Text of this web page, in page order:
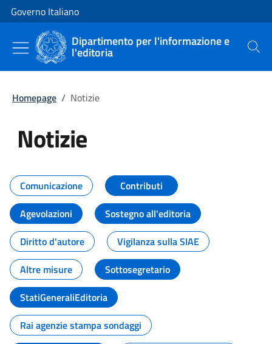
Vai al contenuto
Vai alla navigazione del sito
Governo Italiano
Dipartimento per l'informazione e
l'editoria Cerca
Homepage / Notizie
Notizie
Tutti i contenuti della pagina
Comunicazione
Contributi
Agevolazioni
Sostegno all'editoria
Diritto d'autore
Vigilanza sulla SIAE
Altre misure
Sottosegretario
StatiGeneraliEditoria
Rai agenzie stampa sondaggi